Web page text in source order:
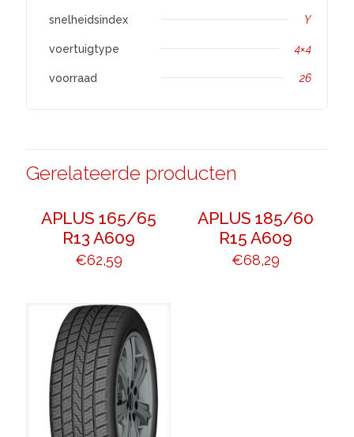
snelheidsindex Y
voertuigtype 4×4
voorraad 26
Gerelateerde producten
APLUS 165/65
R13 A609
€62,59
APLUS 185/60
R15 A609
€68,29